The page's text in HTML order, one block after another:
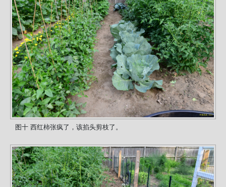
图十 西红柿张疯了，该掐头剪枝了。